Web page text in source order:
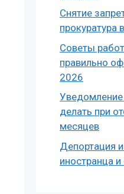
Снятие
прокуратура
Советы
правильно
2026
делать при
месяцев
Депортация
иностранца